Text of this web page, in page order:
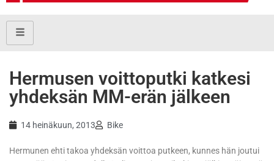
Hermusen voittoputki katkesi
yhdeksän MM-erän jälkeen
14 heinäkuun, 2013 Bike
Hermunen ehti takoa yhdeksän voittoa putkeen, kunnes hän joutui